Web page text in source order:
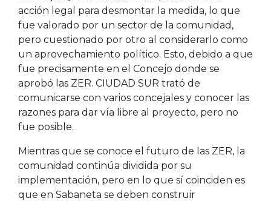
acción legal para desmontar la medida, lo que
fue valorado por un sector de la comunidad,
pero cuestionado por otro al considerarlo como
un aprovechamiento político. Esto, debido a que
fue precisamente en el Concejo donde se
aprobó las ZER. CIUDAD SUR trató de
comunicarse con varios concejales y conocer las
razones para dar vía libre al proyecto, pero no
fue posible.
Mientras que se conoce el futuro de las ZER, la
comunidad continúa dividida por su
implementación, pero en lo que sí coinciden es
que en Sabaneta se deben construir